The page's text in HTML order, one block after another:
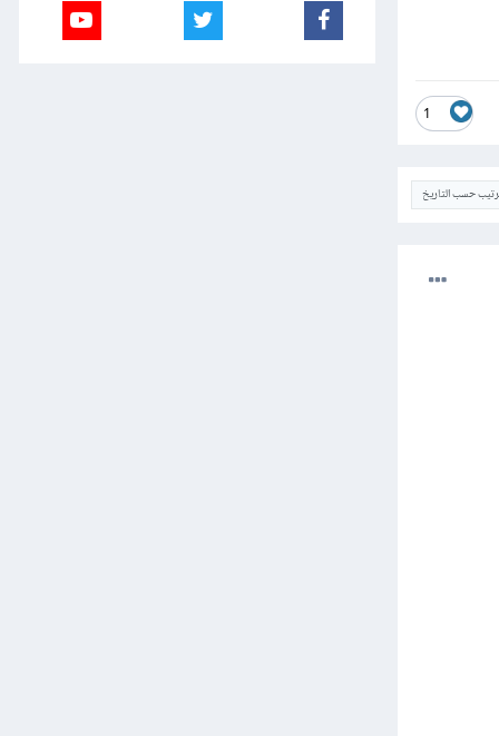
1
حسب التاريخ